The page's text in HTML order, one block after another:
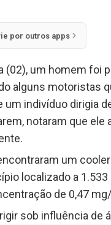
por outros apps
(02), um homem foi
alguns motoristas
um indivíduo dirigia
notaram que
um
localizado a
de 0,47
sob influência de